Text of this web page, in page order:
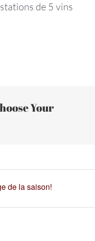
de 5 vins
Your
de la saison!